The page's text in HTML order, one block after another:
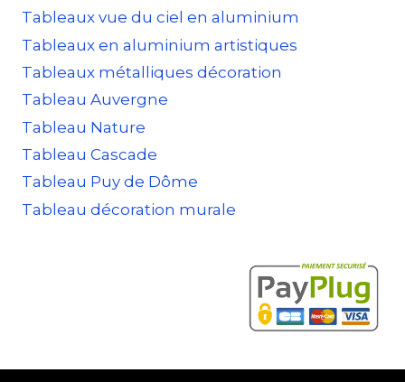
Tableaux vue du ciel en aluminium
Tableaux en aluminium artistiques
Tableaux métalliques décoration
Tableau Auvergne
Tableau Nature
Tableau Cascade
Tableau Puy de Dôme
Tableau décoration murale